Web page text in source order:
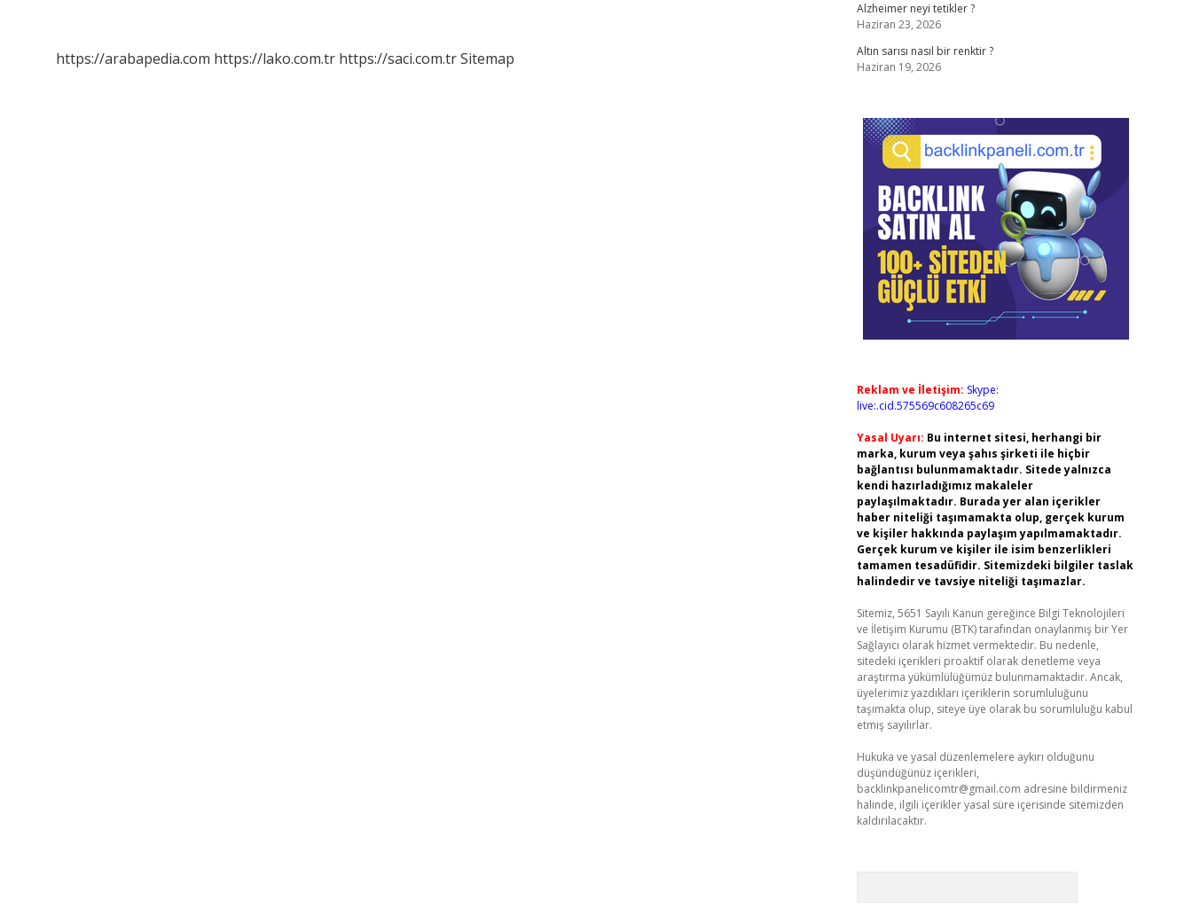
https://arabapedia.com https://lako.com.tr https://saci.com.trSitemap
Alzheimer neyi tetikler ?
Haziran 23, 2026
Altın sarısı nasıl bir renktir ?
Haziran 19, 2026
Reklam ve İletişim: Skype:
live:.cid.575569c608265c69
Yasal Uyarı: Bu internet sitesi, herhangi bir
marka, kurum veya şahıs şirketi ile hiçbir
bağlantısı bulunmamaktadır. Sitede yalnızca
kendi hazırladığımız makaleler
paylaşılmaktadır. Burada yer alan içerikler
haber niteliği taşımamakta olup, gerçek kurum
ve kişiler hakkında paylaşım yapılmamaktadır.
Gerçek kurum ve kişiler ile isim benzerlikleri
tamamen tesadüfidir. Sitemizdeki bilgiler taslak
halindedir ve tavsiye niteliği taşımazlar.
Sitemiz, 5651 Sayılı Kanun gereğince Bilgi Teknolojileri
ve İletişim Kurumu (BTK) tarafından onaylanmış bir Yer
Sağlayıcı olarak hizmet vermektedir. Bu nedenle,
sitedeki içerikleri proaktif olarak denetleme veya
araştırma yükümlülüğümüz bulunmamaktadır. Ancak,
üyelerimiz yazdıkları içeriklerin sorumluluğunu
taşımakta olup, siteye üye olarak bu sorumluluğu kabul
etmiş sayılırlar.
Hukuka ve yasal düzenlemelere aykırı olduğunu
düşündüğünüz içerikleri,
backlinkpanelicomtr@gmail.com adresine bildirmeniz
halinde, ilgili içerikler yasal süre içerisinde sitemizden
kaldırılacaktır.